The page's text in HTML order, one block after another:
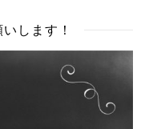
します！